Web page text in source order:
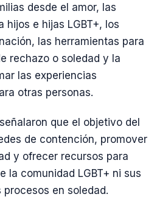
desde el amor, las
hijos e hijas LGBT+, los
las herramientas para
rechazo o soledad y la
las experiencias
otras personas.
que el objetivo del
de contención, promover
y ofrecer recursos para
la comunidad LGBT+ ni sus
en soledad.